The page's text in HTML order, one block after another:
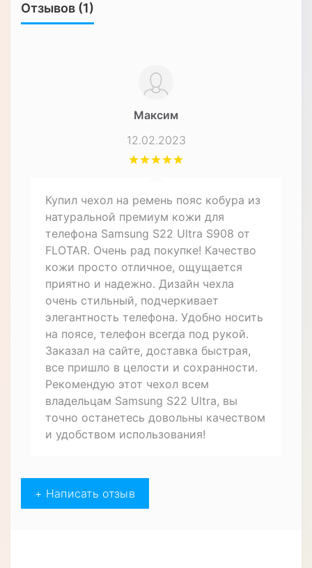
Отзывов (1)
Максим
12.02.2023
Купил чехол на ремень пояс кобура из
натуральной премиум кожи для
телефона Samsung S22 Ultra S908 от
FLOTAR. Очень рад покупке! Качество
кожи просто отличное, ощущается
приятно и надежно. Дизайн чехла
очень стильный, подчеркивает
элегантность телефона. Удобно носить
на поясе, телефон всегда под рукой.
Заказал на сайте, доставка быстрая,
все пришло в целости и сохранности.
Рекомендую этот чехол всем
владельцам Samsung S22 Ultra, вы
точно останетесь довольны качеством
и удобством использования!
+ Написать отзыв